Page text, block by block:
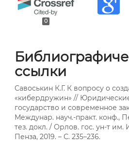
0
ссылки
Савоськин К.Г. К вопросу о
«кибердружин» //
государство и современное
Междунар. науч.-практ. конф.,
тез. докл. / Орлов. гос. ун-т им.
Пенза, 2019. – С. 235–236.